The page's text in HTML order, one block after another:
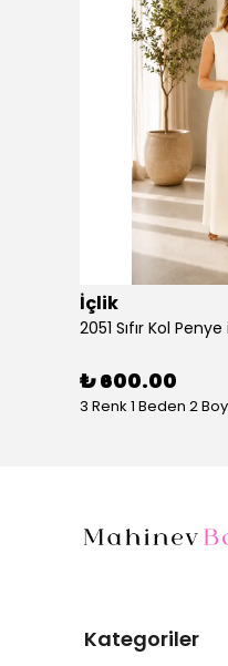
İçlik
2051 Sıfır Kol
₺ 600.00
3 Renk 1 Beden 2 Boy
Kategoriler